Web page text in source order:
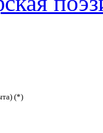
(*)